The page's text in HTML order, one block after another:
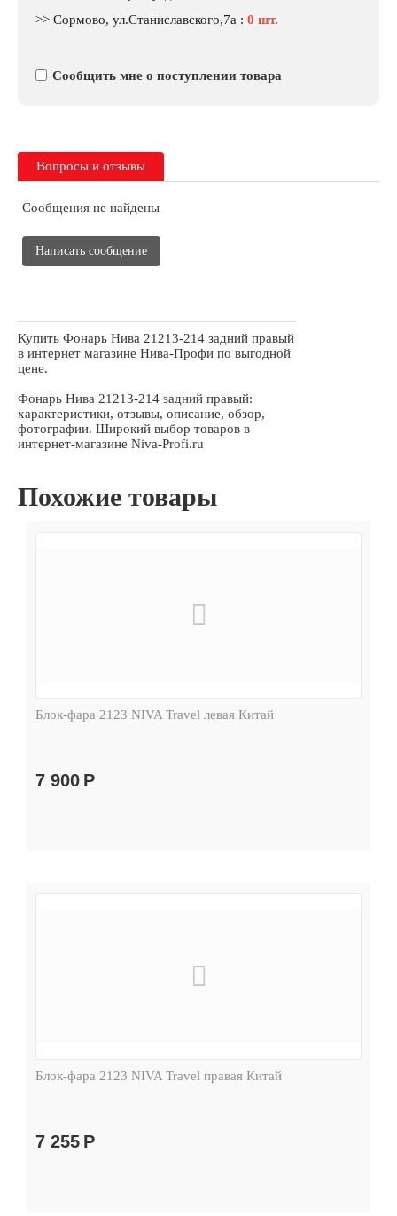
>> Сормово, ул.Станиславского,7а : 0 шт.
Сообщить мне о поступлении товара
Вопросы и отзывы
Сообщения не найдены
Написать сообщение
Купить Фонарь Нива 21213-214 задний правый
в интернет магазине Нива-Профи по выгодной
цене.
Фонарь Нива 21213-214 задний правый:
характеристики, отзывы, описание, обзор,
фотографии. Широкий выбор товаров в
интернет-магазине Niva-Profi.ru
Похожие товары
Блок-фара 2123 NIVA Travel левая Китай
7 900 Р
Блок-фара 2123 NIVA Travel правая Китай
7 255 Р